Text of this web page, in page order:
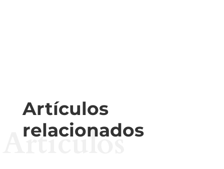
Artículos
relacionados
Artículos